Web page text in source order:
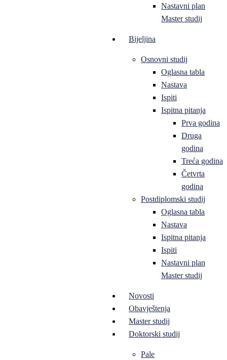
Nastavni plan
Master studij
Bijeljina
Osnovni studij
Oglasna tabla
Nastava
Ispiti
Ispitna pitanja
Prva godina
Druga
godina
Treća godina
Četvrta
godina
Postdiplomski studij
Oglasna tabla
Nastava
Ispitna pitanja
Ispiti
Nastavni plan
Master studij
Novosti
Obavještenja
Master studij
Doktorski studij
Pale